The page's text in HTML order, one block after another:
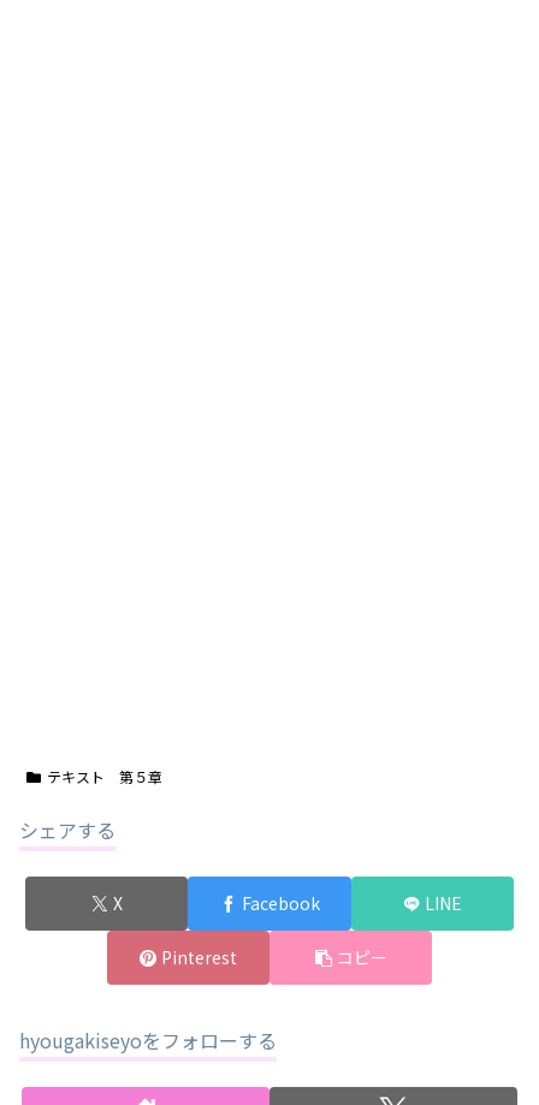
テキスト 第５章
シェアする
X Facebook LINE
Pinterest コピー
hyougakiseyoをフォローする